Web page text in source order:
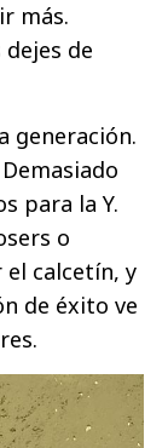
más.
de
generación.
para la Y.
o
calcetín, y
de éxito ve